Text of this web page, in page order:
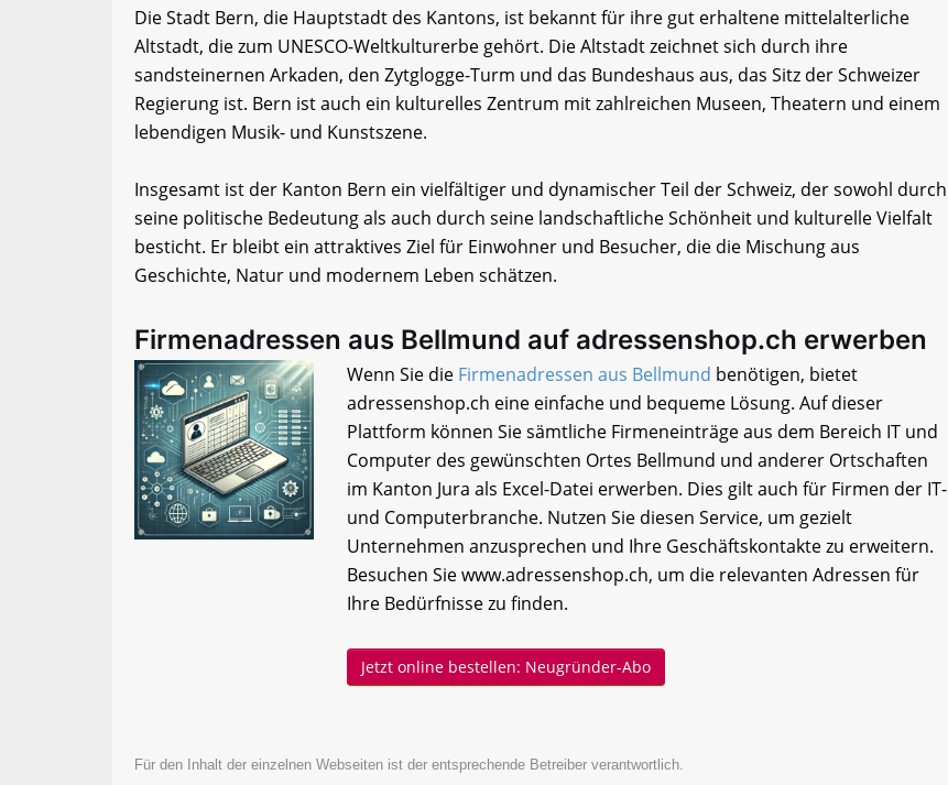
Die Stadt Bern, die Hauptstadt des Kantons, ist bekannt für ihre gut erhaltene mittelalterliche
Altstadt, die zum UNESCO-Weltkulturerbe gehört. Die Altstadt zeichnet sich durch ihre
sandsteinernen Arkaden, den Zytglogge-Turm und das Bundeshaus aus, das Sitz der Schweizer
Regierung ist. Bern ist auch ein kulturelles Zentrum mit zahlreichen Museen, Theatern und einem
lebendigen Musik- und Kunstszene.
Insgesamt ist der Kanton Bern ein vielfältiger und dynamischer Teil der Schweiz, der sowohl durch
seine politische Bedeutung als auch durch seine landschaftliche Schönheit und kulturelle Vielfalt
besticht. Er bleibt ein attraktives Ziel für Einwohner und Besucher, die die Mischung aus
Geschichte, Natur und modernem Leben schätzen.
Firmenadressen aus Bellmund auf adressenshop.ch erwerben
Wenn Sie die Firmenadressen aus Bellmund benötigen, bietet
adressenshop.ch eine einfache und bequeme Lösung. Auf dieser
Plattform können Sie sämtliche Firmeneinträge aus dem Bereich IT und
Computer des gewünschten Ortes Bellmund und anderer Ortschaften
im Kanton Jura als Excel-Datei erwerben. Dies gilt auch für Firmen der IT-
und Computerbranche. Nutzen Sie diesen Service, um gezielt
Unternehmen anzusprechen und Ihre Geschäftskontakte zu erweitern.
Besuchen Sie www.adressenshop.ch, um die relevanten Adressen für
Ihre Bedürfnisse zu finden.
Jetzt online bestellen: Neugründer-Abo
Für den Inhalt der einzelnen Webseiten ist der entsprechende Betreiber verantwortlich.